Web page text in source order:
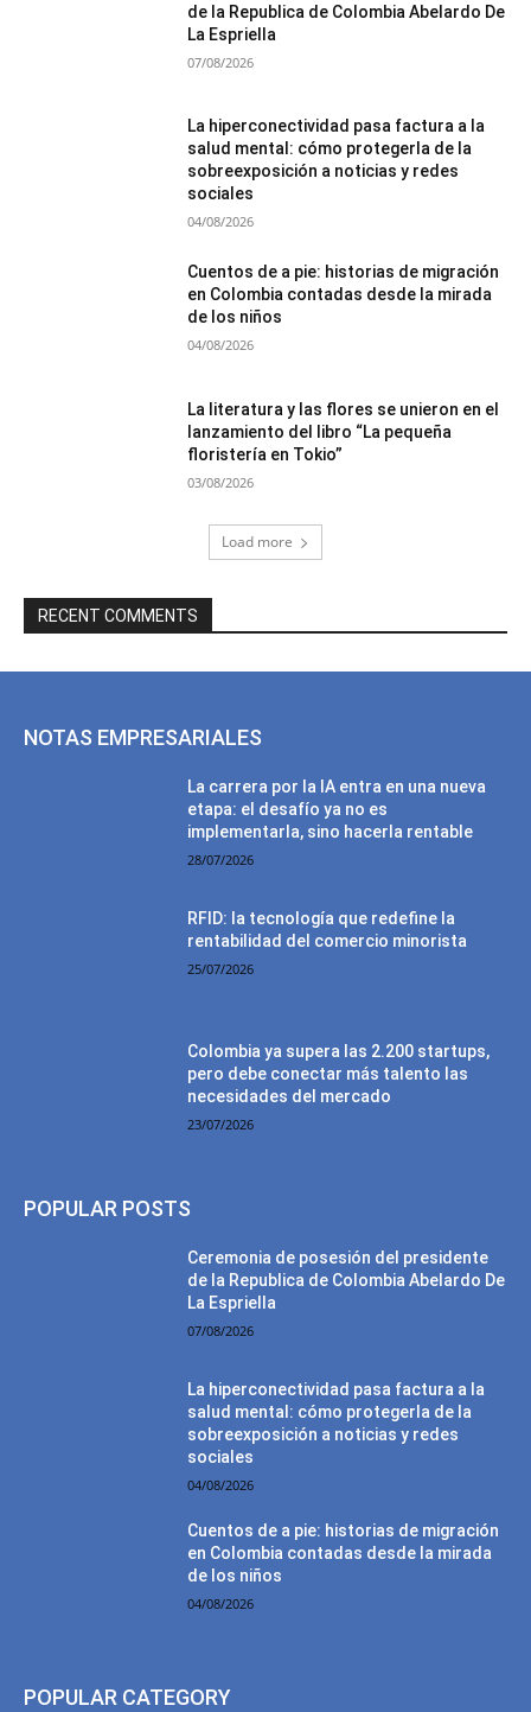
de la Republica de Colombia Abelardo De
La Espriella
07/08/2026
La hiperconectividad pasa factura a la
salud mental: cómo protegerla de la
sobreexposición a noticias y redes
sociales
04/08/2026
Cuentos de a pie: historias de migración
en Colombia contadas desde la mirada
de los niños
04/08/2026
La literatura y las flores se unieron en el
lanzamiento del libro “La pequeña
floristería en Tokio”
03/08/2026
Load more
RECENT COMMENTS
NOTAS EMPRESARIALES
La carrera por la IA entra en una nueva
etapa: el desafío ya no es
implementarla, sino hacerla rentable
28/07/2026
RFID: la tecnología que redefine la
rentabilidad del comercio minorista
25/07/2026
Colombia ya supera las 2.200 startups,
pero debe conectar más talento las
necesidades del mercado
23/07/2026
POPULAR POSTS
Ceremonia de posesión del presidente
de la Republica de Colombia Abelardo De
La Espriella
07/08/2026
La hiperconectividad pasa factura a la
salud mental: cómo protegerla de la
sobreexposición a noticias y redes
sociales
04/08/2026
Cuentos de a pie: historias de migración
en Colombia contadas desde la mirada
de los niños
04/08/2026
POPULAR CATEGORY